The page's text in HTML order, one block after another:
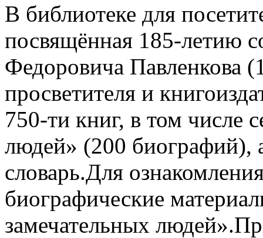
В библиотеке для
посвящённая 185-летию
Федоровича Павленкова
просветителя и
750-ти книг, в том числе
людей» (200 биографий),
словарь.Для
биографические
замечательных